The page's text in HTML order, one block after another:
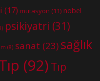
(17) mutasyon (11) nobel
psikiyatri (31)
(8) sanat (23) sağlık
(92) Tıp